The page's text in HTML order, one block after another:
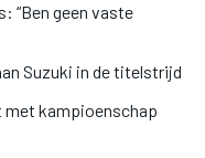
“Ben geen vaste
Suzuki in de titelstrijd
met kampioenschap